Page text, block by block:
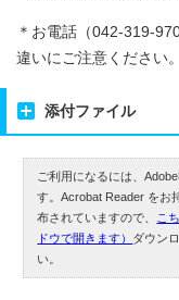
＊お電話（042-319-
違いにご注意ください。
添付ファイル
ご利用になるには、
す。Acrobat Reader をお
布されていますので、
こ
ドウで開きます） ダウン
い。